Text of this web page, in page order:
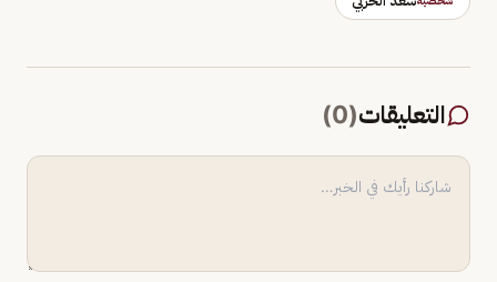
التعليقات(
0
)